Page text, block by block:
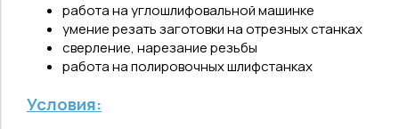
работа на углошлифовальной машинке
умение резать заготовки на отрезных станках
сверление, нарезание резьбы
работа на полировочных шлифстанках
Условия: